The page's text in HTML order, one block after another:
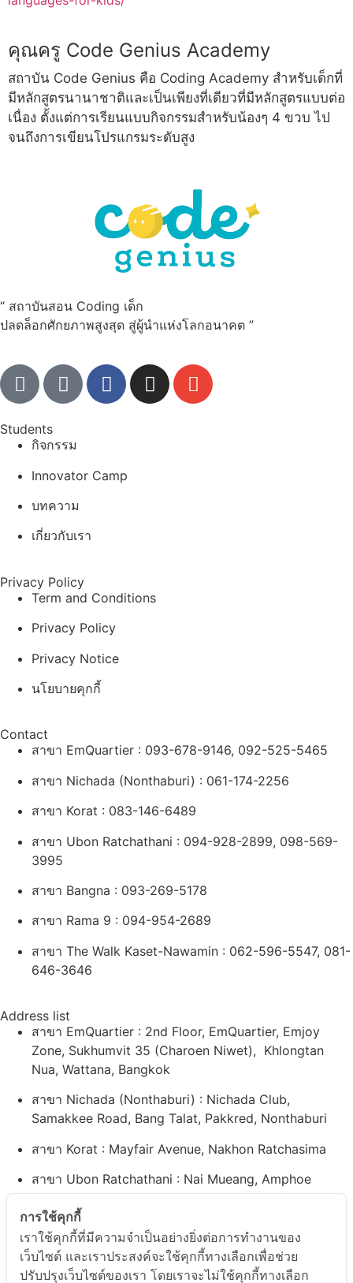
คุณครู Code Genius Academy
สถาบัน Code Genius คือ Coding Academy สำหรับเด็กที่
มีหลักสูตรนานาชาติและเป็นเพียงที่เดียวที่มีหลักสูตรแบบต่อ
เนื่อง ตั้งแต่การเรียนแบบกิจกรรมสำหรับน้องๆ 4 ขวบ ไป
จนถึงการเขียนโปรแกรมระดับสูง
“ สถาบันสอน Coding เด็ก
ปลดล็อกศักยภาพสูงสุด สู่ผู้นำแห่งโลกอนาคต ”
Students
กิจกรรม
Innovator Camp
บทความ
เกี่ยวกับเรา
Privacy Policy
Term and Conditions
Privacy Policy
Privacy Notice
นโยบายคุกกี้
Contact
สาขา EmQuartier : 093-678-9146, 092-525-5465
สาขา Nichada (Nonthaburi) : 061-174-2256
สาขา Korat : 083-146-6489
สาขา Ubon Ratchathani : 094-928-2899, 098-569-
3995
สาขา Bangna : 093-269-5178
สาขา Rama 9 : 094-954-2689
สาขา The Walk Kaset-Nawamin : 062-596-5547, 081-
646-3646
Address list
สาขา EmQuartier : 2nd Floor, EmQuartier, Emjoy
Zone, Sukhumvit 35 (Charoen Niwet), Khlongtan
Nua, Wattana, Bangkok
สาขา Nichada (Nonthaburi) : Nichada Club,
Samakkee Road, Bang Talat, Pakkred, Nonthaburi
สาขา Korat : Mayfair Avenue, Nakhon Ratchasima
สาขา Ubon Ratchathani : Nai Mueang, Amphoe
สาขา Bangna : 99, 41 Soi Rajvinit Bangkaew, Bang
Kaeo Subdistrict,Bang Phli District, Samut Prakan
สาขา Rama 9 : 11th Floor, Central Plaza Grand Rama
การใช้คุกกี้
เราใช้คุกกี้ที่มีความจำเป็นอย่างยิ่งต่อการทำงานของ
เว็บไซต์ และเราประสงค์จะใช้คุกกี้ทางเลือกเพื่อช่วย
ปรับปรุงเว็บไซต์ของเรา โดยเราจะไม่ใช้คุกกี้ทางเลือก